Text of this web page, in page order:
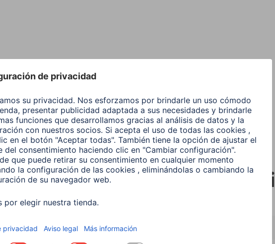
los artículos: Audio y Hifi
por: Tipo de Producto